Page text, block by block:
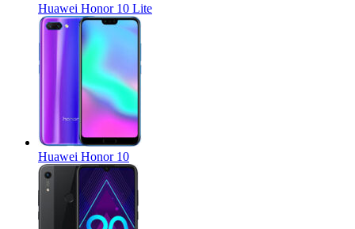
Huawei Honor 10 Lite
Huawei Honor 10